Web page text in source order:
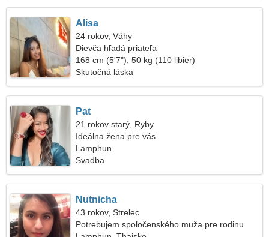
Alisa
24 rokov, Váhy
Dievča hľadá priateľa
168 cm (5'7"), 50 kg (110 libier)
Skutočná láska
Pat
21 rokov starý, Ryby
Ideálna žena pre vás
Lamphun
Svadba
Nutnicha
43 rokov, Strelec
Potrebujem spoločenského muža pre rodinu